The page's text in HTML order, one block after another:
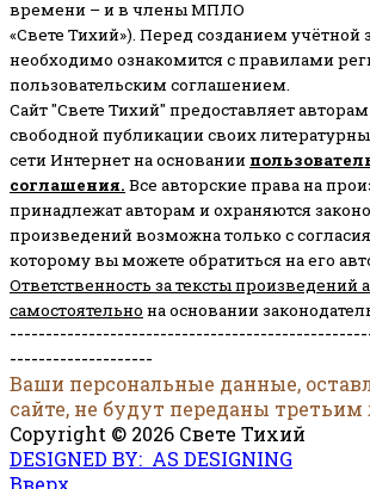
времени – и в члены МПЛО
«Свете Тихий»). Перед созданием учётной
необходимо ознакомится с правилами
пользовательским соглашением.
Сайт "Свете Тихий" предоставляет
свободной публикации своих
сети Интернет на основании
соглашения. Все авторские права на
принадлежат авторам и охраняются
произведений возможна только с согласия
которому вы можете обратиться на его
Ответственность за тексты произведений
самостоятельно на основании
--------------------
Ваши персональные данные,
сайте, не будут переданы
Copyright © 2026 Свете Тихий
DESIGNED BY: AS DESIGNING
Вверх